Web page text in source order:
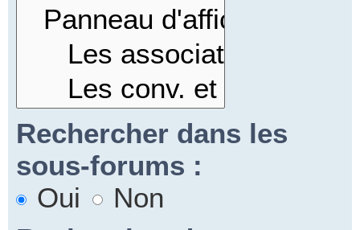
Rechercher dans les
sous-forums :
Oui
Non